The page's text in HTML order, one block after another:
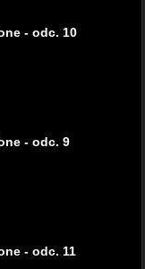
- odc. 10
- odc. 9
- odc. 11